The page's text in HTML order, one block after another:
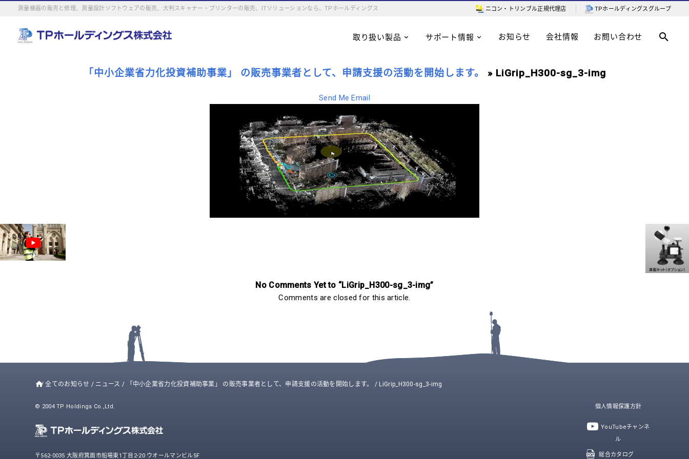
測量機器の販売と修理、測量設計ソフトウェアの販売、大判スキャナー・プリンターの販売、ITソリューションなら、TPホールディングス ニコン・トリンブル正規代理店 TPホールディングスグループ
取り扱い製品 サポート情報 お知らせ 会社情報 お問い合わせ
「中小企業省力化投資補助事業」 の販売事業者として、申請支援の活動を開始します。 » LiGrip_H300-sg_3-img
Send Me Email
No Comments Yet to “LiGrip_H300-sg_3-img”
Comments are closed for this article.
/全てのお知らせ / ニュース / 「中小企業省力化投資補助事業」 の販売事業者として、申請支援の活動を開始します。 / LiGrip_H300-sg_3-img
© 2004 TP Holdings Co.,Ltd.
〒562-0035 大阪府箕面市船場東1丁目2-20 ウオールマンビル5F
個人情報保護方針
YouTubeチャンネ
ル
総合カタログ